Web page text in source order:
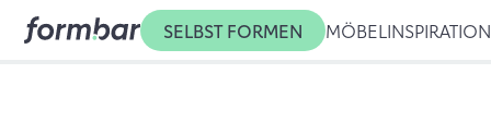
SELBST FORMEN MÖBEL INSPIRATION